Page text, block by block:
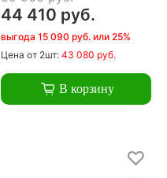
44 410 руб.
выгода 15 090 руб. или 25%
Цена от 2шт: 43 080 руб.
В корзину